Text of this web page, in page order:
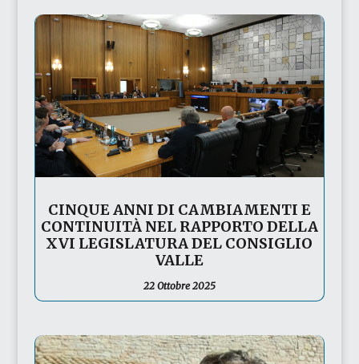
CINQUE ANNI DI CAMBIAMENTI E
CONTINUITÀ NEL RAPPORTO DELLA
XVI LEGISLATURA DEL CONSIGLIO
VALLE
22 Ottobre 2025